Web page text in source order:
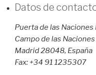
Datos de
Puerta de las
Campo de las Naciones
Madrid 28048, España
Fax: +34 91 1235307